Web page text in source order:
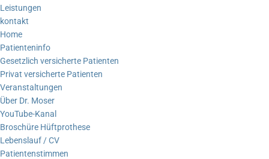
Leistungen
kontakt
Home
Patienteninfo
Gesetzlich versicherte Patienten
Privat versicherte Patienten
Veranstaltungen
Über Dr. Moser
YouTube-Kanal
Broschüre Hüftprothese
Lebenslauf / CV
Patientenstimmen